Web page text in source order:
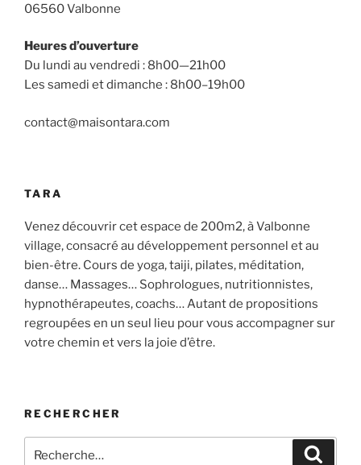
06560 Valbonne
Heures d’ouverture
Du lundi au vendredi : 8h00—21h00
Les samedi et dimanche : 8h00–19h00
contact@maisontara.com
TARA
Venez découvrir cet espace de 200m2, à Valbonne
village, consacré au développement personnel et au
bien-être. Cours de yoga, taiji, pilates, méditation,
danse… Massages… Sophrologues, nutritionnistes,
hypnothérapeutes, coachs… Autant de propositions
regroupées en un seul lieu pour vous accompagner sur
votre chemin et vers la joie d’être.
RECHERCHER